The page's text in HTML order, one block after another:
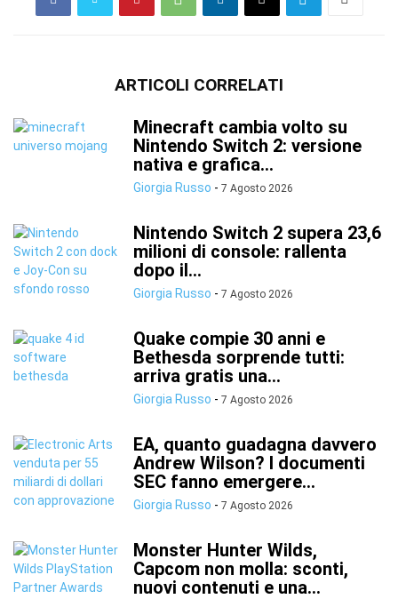
ARTICOLI CORRELATI
Minecraft cambia volto su
Nintendo Switch 2: versione
nativa e grafica...
Giorgia Russo - 7 Agosto 2026
Nintendo Switch 2 supera 23,6
milioni di console: rallenta
dopo il...
Giorgia Russo - 7 Agosto 2026
Quake compie 30 anni e
Bethesda sorprende tutti:
arriva gratis una...
Giorgia Russo - 7 Agosto 2026
EA, quanto guadagna davvero
Andrew Wilson? I documenti
SEC fanno emergere...
Giorgia Russo - 7 Agosto 2026
Monster Hunter Wilds,
Capcom non molla: sconti,
nuovi contenuti e una...